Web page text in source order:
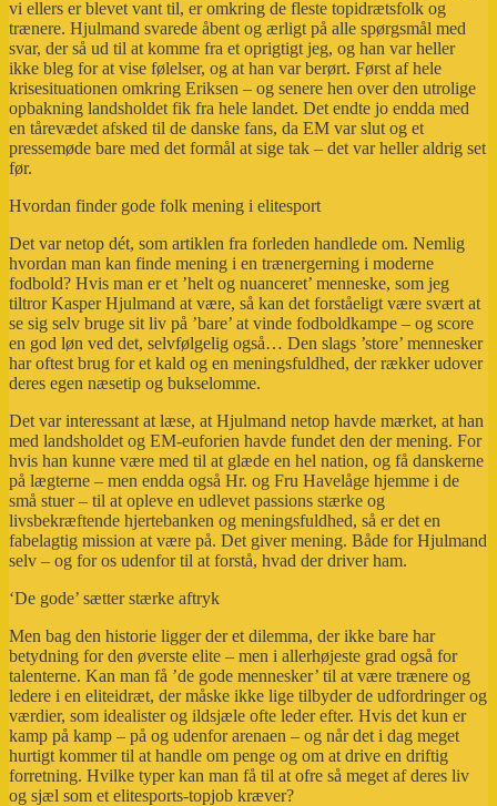
vi ellers er blevet vant til, er omkring de fleste topidrætsfolk og
trænere. Hjulmand svarede åbent og ærligt på alle spørgsmål med
svar, der så ud til at komme fra et oprigtigt jeg, og han var heller
ikke bleg for at vise følelser, og at han var berørt. Først af hele
krisesituationen omkring Eriksen – og senere hen over den utrolige
opbakning landsholdet fik fra hele landet. Det endte jo endda med
en tårevædet afsked til de danske fans, da EM var slut og et
pressemøde bare med det formål at sige tak – det var heller aldrig set
før.
Hvordan finder gode folk mening i elitesport
Det var netop dét, som artiklen fra forleden handlede om. Nemlig
hvordan man kan finde mening i en trænergerning i moderne
fodbold? Hvis man er et ’helt og nuanceret’ menneske, som jeg
tiltror Kasper Hjulmand at være, så kan det forståeligt være svært at
se sig selv bruge sit liv på ’bare’ at vinde fodboldkampe – og score
en god løn ved det, selvfølgelig også… Den slags ’store’ mennesker
har oftest brug for et kald og en meningsfuldhed, der rækker udover
deres egen næsetip og bukselomme.
Det var interessant at læse, at Hjulmand netop havde mærket, at han
med landsholdet og EM-euforien havde fundet den der mening. For
hvis han kunne være med til at glæde en hel nation, og få danskerne
på lægterne – men endda også Hr. og Fru Havelåge hjemme i de
små stuer – til at opleve en udlevet passions stærke og
livsbekræftende hjertebanken og meningsfuldhed, så er det en
fabelagtig mission at være på. Det giver mening. Både for Hjulmand
selv – og for os udenfor til at forstå, hvad der driver ham.
‘De gode’ sætter stærke aftryk
Men bag den historie ligger der et dilemma, der ikke bare har
betydning for den øverste elite – men i allerhøjeste grad også for
talenterne. Kan man få ’de gode mennesker’ til at være trænere og
ledere i en eliteidræt, der måske ikke lige tilbyder de udfordringer og
værdier, som idealister og ildsjæle ofte leder efter. Hvis det kun er
kamp på kamp – på og udenfor arenaen – og når det i dag meget
hurtigt kommer til at handle om penge og om at drive en driftig
forretning. Hvilke typer kan man få til at ofre så meget af deres liv
og sjæl som et elitesports-topjob kræver?